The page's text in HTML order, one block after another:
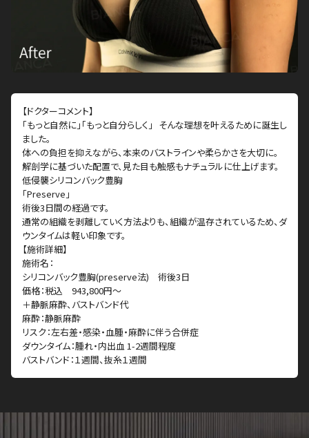
【ドクターコメント】
「もっと自然に」「もっと自分らしく」 そんな理想を叶えるために誕生し
ました。
体への負担を抑えながら、本来のバストラインや柔らかさを大切に。
解剖学に基づいた配置で、見た目も触感もナチュラルに仕上げます。
低侵襲シリコンバック豊胸
「Preserve」
術後3日間の経過です。
通常の組織を剥離していく方法よりも、組織が温存されているため、ダ
ウンタイムは軽い印象です。
【施術詳細】
施術名：
シリコンバック豊胸(preserve法) 術後3日
価格：税込 943,800円～
＋静脈麻酔、バストバンド代
麻酔：静脈麻酔
リスク：左右差・感染・血腫・麻酔に伴う合併症
ダウンタイム：腫れ・内出血 1-2週間程度
バストバンド：１週間、抜糸１週間